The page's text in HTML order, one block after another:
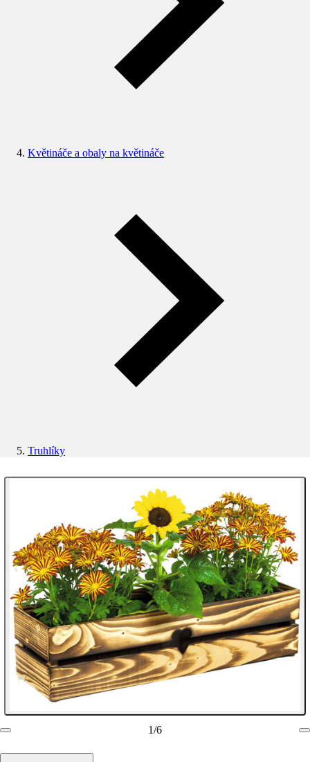
Květináče a obaly na květináče
Truhlíky
1/6